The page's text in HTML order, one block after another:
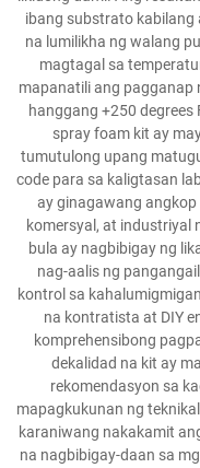
ibang substrato kabilang
na lumilikha ng walang
magtagal sa
mapanatili ang pagganap
hanggang +250 degrees
spray foam kit ay
tumutulong upang
code para sa kaligtasan
ay ginagawang
komersyal, at industriyal
bula ay nagbibigay ng
nag-aalis ng
kontrol sa
na kontratista at DIY
komprehensibong
dekalidad na kit ay
rekomendasyon sa
mapagkukunan ng
karaniwang nakakamit
na nagbibigay-daan sa